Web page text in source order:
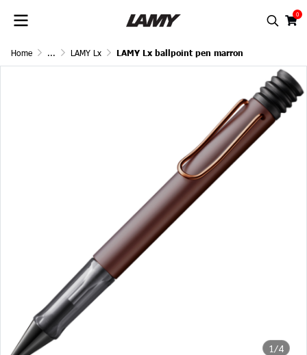
0
Home ... LAMY Lx LAMY Lx ballpoint pen marron
1/4